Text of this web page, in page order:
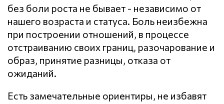
без боли роста не бывает - независимо от
нашего возраста и статуса. Боль неизбежна
при построении отношений, в процессе
отстраиванию своих границ, разочарование и
образ, принятие разницы, отказа от
ожиданий.
Есть замечательные ориентиры, не избавят